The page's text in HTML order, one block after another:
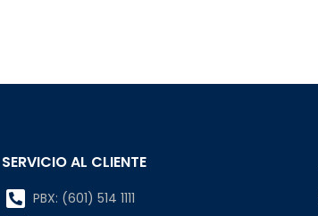
SERVICIO AL CLIENTE
PBX: (601) 514 1111